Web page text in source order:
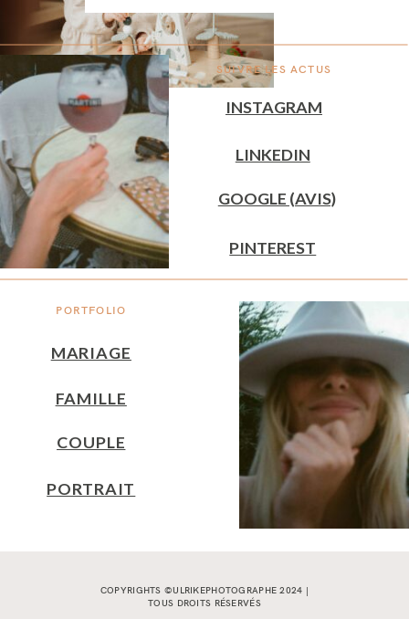
PORTFOLIO
SUIVRE LES ACTUS
MARIAGE
INSTAGRAM
GOOGLE (AVIS)
FAMILLE
PINTEREST
COUPLE
LINKEDIN
PORTRAIT
COPYRIGHTS ©ULRIKEPHOTOGRAPHE 2024 |
TOUS DROITS RÉSERVÉS